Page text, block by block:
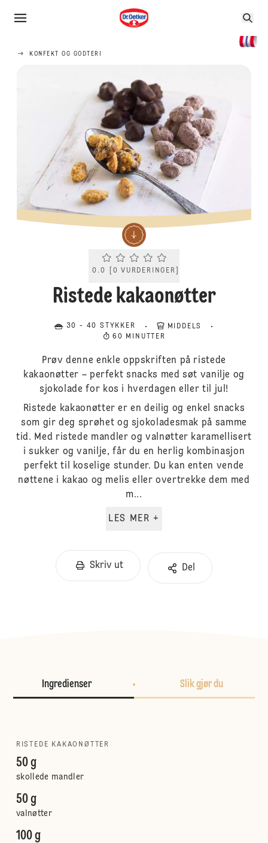
KONFEKT OG GODTERI
Current rating 0.0. Click to rate.
0.0 0 VURDERINGER
Ristede kakaonøtter
30 - 40 STYKKER
MIDDELS
60 MINUTTER
Prøv denne enkle oppskriften på ristede
kakaonøtter – perfekt snacks med søt vanilje og
sjokolade for kos i hverdagen eller til jul!
Ristede kakaonøtter er en deilig og enkel snacks
som gir deg sprøhet og sjokoladesmak på samme
tid. Med ristede mandler og valnøtter karamellisert
i sukker og vanilje, får du en herlig kombinasjon
perfekt til koselige stunder. Du kan enten vende
nøttene i kakao og melis eller overtrekke dem med
m...
LES MER +
Skriv ut Del
Ingredienser Slik gjør du
RISTEDE KAKAONØTTER
50 g
skollede mandler
50 g
valnøtter
100 g